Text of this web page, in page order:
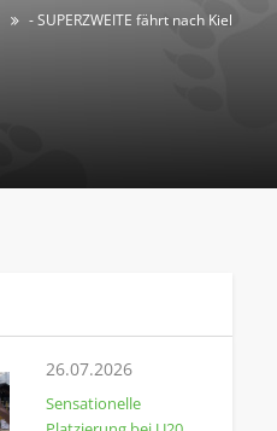
- SUPERZWEITE fährt nach Kiel
26.07.2026
Sensationelle